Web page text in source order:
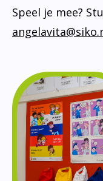
Speel je mee?